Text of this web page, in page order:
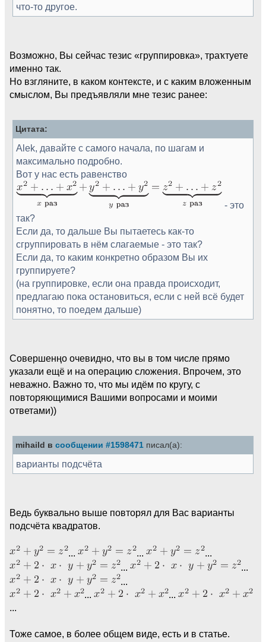
что-то другое.
Возможно, Вы сейчас тезис «группировка», траҡтуете
именно так.
Но взгляните, в каком контексте, и с каким вложенным
смыслом, Вы предъявляли мне тезис ранее:
Цитата:
Alek, давайте с самого начала, по шагам и
максимально подробно.
Вот у нас есть равенство
- это
так?
Если да, то дальше Вы пытаетесь как-то
сгруппировать в нём слагаемые - это так?
Если да, то каким конкретно образом Вы их
группируете?
(на группировке, если она правда происходит,
предлагаю пока остановиться, если с ней всё будет
понятно, то поедем дальше)
Совершенңо очевидно, что вы в том числе прямо
указали ещё и на операцию сложения. Впрочем, это
неважно. Важно то, что мы идём по кругу, с
повторяющимися Вашими вопросами и моими
ответами))
mihaild в сообщении #1598471 писал(а):
варианты подсчёта
Ведь буквально выше повторял для Вас варианты
подсчёта квадратов.
... ...
...
...
...
...
...
...
...
Тоже самое, в более общем виде, есть и в статье.